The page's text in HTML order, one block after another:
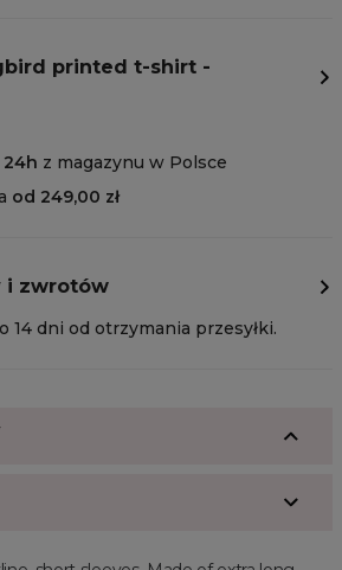
printed t-shirt -
24h z magazynu w Polsce
od 249,00 zł
i zwrotów
14 dni od otrzymania przesyłki.